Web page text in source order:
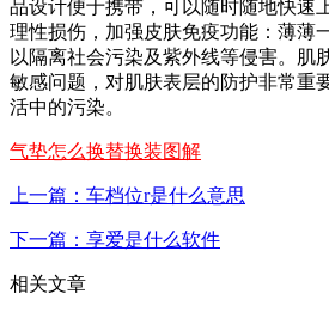
品设计便于携带，可以随时随地快速
理性损伤，加强皮肤免疫功能：薄薄
以隔离社会污染及紫外线等侵害。肌
敏感问题，对肌肤表层的防护非常重
活中的污染。
气垫怎么换替换装图解
上一篇：车档位r是什么意思
下一篇：享爱是什么软件
相关文章